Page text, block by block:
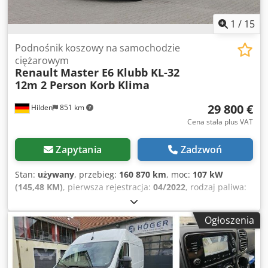
1 / 15
Hilden 851 km
Podnośnik koszowy na samochodzie
ciężarowym
Renault Master E6 Klubb KL-32
12m 2 Person Korb Klima
29 800 €
Cena stała plus VAT
Zapytania Zadzwoń
Stan: używany, przebieg: 160 870 km, moc: 107 kW
(145,48 KM), pierwsza rejestracja: 04/2022, rodzaj paliwa:
3 040 kg, maksymalna waga ładunku:
460 kg, masa całkowita:3 500 kg, konfiguracja osi:4x2,
kolor:biały, kabin kierowcy:inny, typ przekładni:
mechaniczny, klasa emisji:Euro 6, zawieszenie:stal, liczba
miejsc:2, godziny pracy:1 349 h, Wyposażenie:ABS, drzwi
przesuwne, elektroniczny program stabilizacji (ESP), filtr
Ogłoszenia